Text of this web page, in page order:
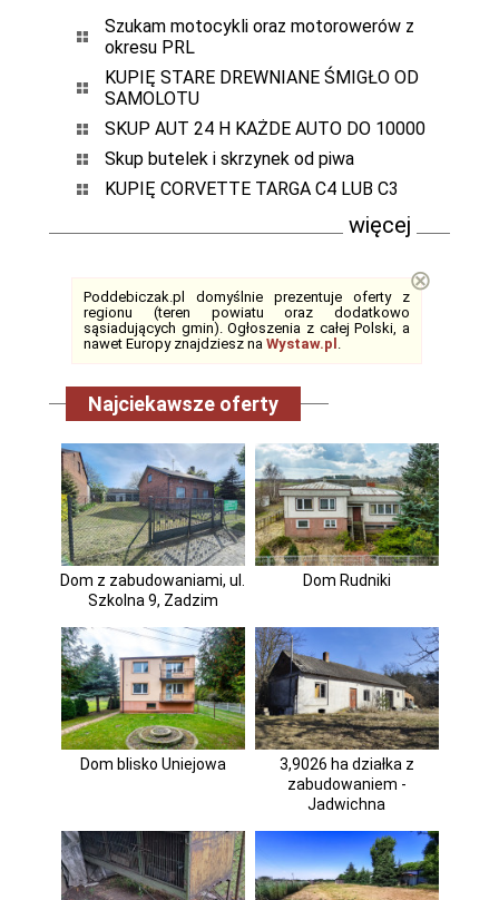
Szukam motocykli oraz motorowerów z
okresu PRL
KUPIĘ STARE DREWNIANE ŚMIGŁO OD
SAMOLOTU
SKUP AUT 24 H KAŻDE AUTO DO 10000
Skup butelek i skrzynek od piwa
KUPIĘ CORVETTE TARGA C4 LUB C3
więcej
Poddebiczak.pl domyślnie prezentuje oferty z
regionu (teren powiatu oraz dodatkowo
sąsiadujących gmin). Ogłoszenia z całej Polski, a
nawet Europy znajdziesz na Wystaw.pl .
⊗
Najciekawsze oferty
Dom z zabudowaniami, ul.
Szkolna 9, Zadzim
Dom Rudniki
Dom blisko Uniejowa
3,9026 ha działka z
zabudowaniem -
Jadwichna